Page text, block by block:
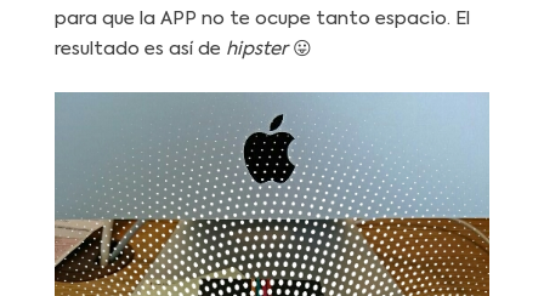
para que la APP no te ocupe tanto espacio. El
resultado es así de hipster 😛